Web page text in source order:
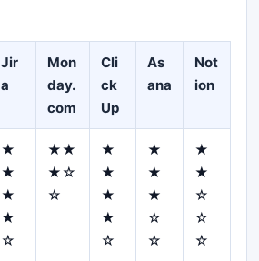
Jir
a
Mon
day.
com
Cli
ck
Up
As
ana
Not
ion
★
★
★
★
☆
★★
★☆
☆
★
★
★
★
☆
★
★
★
☆
☆
★
★
☆
☆
☆